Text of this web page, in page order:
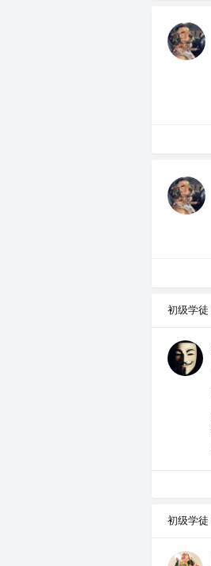
初级学徒
初级学徒